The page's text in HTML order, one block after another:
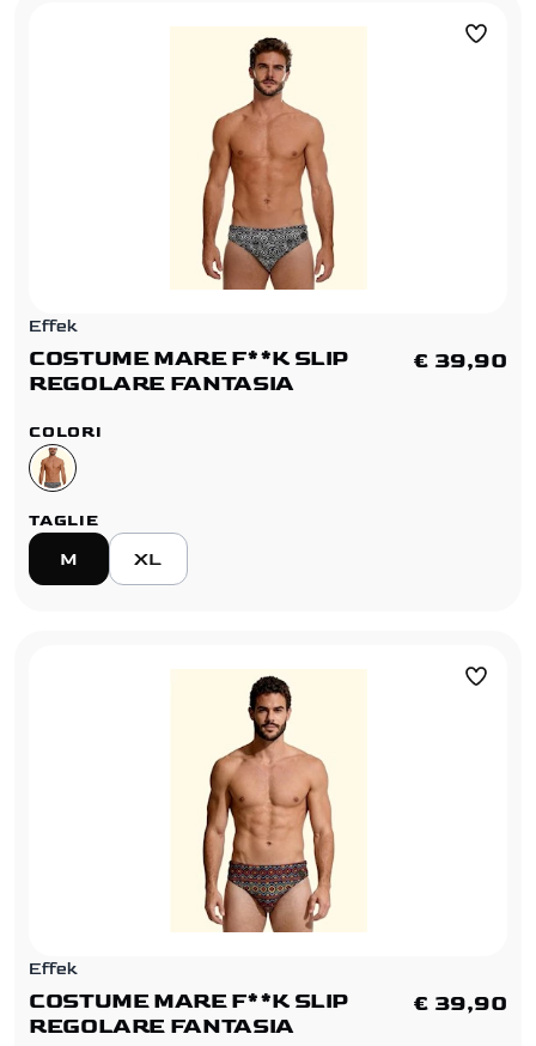
Effek
COSTUME MARE F**K SLIP
REGOLARE FANTASIA
€ 39,90
COLORI
TAGLIE
M XL
Effek
COSTUME MARE F**K SLIP
REGOLARE FANTASIA
€ 39,90